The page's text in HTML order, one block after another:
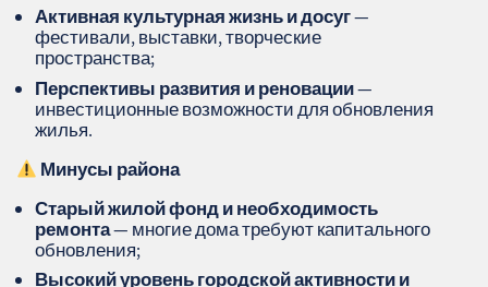
Активная культурная жизнь и досуг—
фестивали, выставки, творческие
пространства;
Перспективы развития и реновации—
инвестиционные возможности для обновления
жилья.
Минусы района
Старый жилой фонд и необходимость
ремонта— многие дома требуют капитального
обновления;
Высокий уровень городской активности и